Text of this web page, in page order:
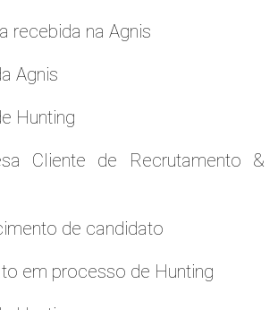
recebida na Agnis
Agnis
Hunting
Cliente de Recrutamento &
de candidato
em processo de Hunting